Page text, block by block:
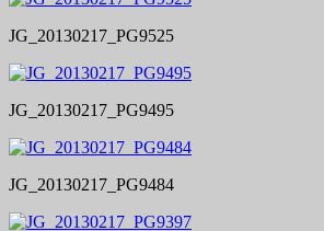
JG_20130217_PG9525
JG_20130217_PG9495
JG_20130217_PG9484